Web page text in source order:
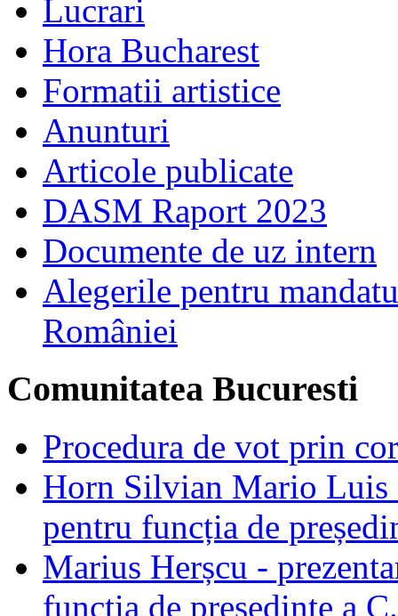
Lucrari
Hora Bucharest
Formatii artistice
Anunturi
Articole publicate
DASM Raport 2023
Documente de uz intern
Alegerile pentru
României
Comunitatea Bucuresti
Procedura de vot prin
Horn Silvian Mario Luis
pentru funcția de
Marius Herșcu -
funcția de președinte a